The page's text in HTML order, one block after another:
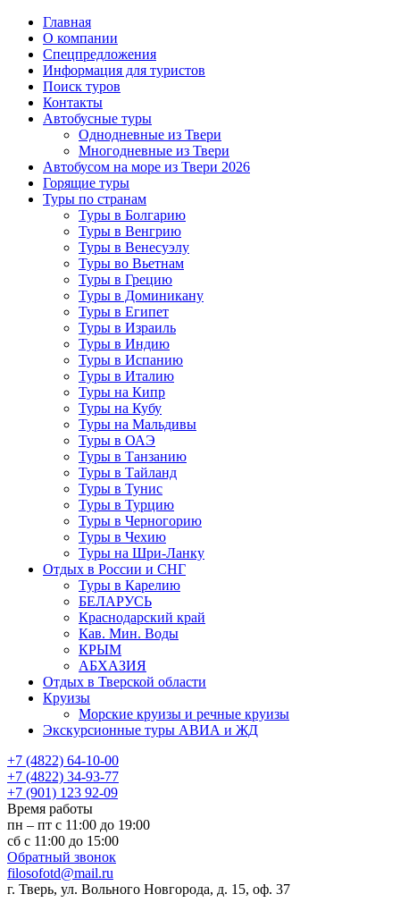
Главная
О компании
Спецпредложения
Информация для туристов
Поиск туров
Контакты
Автобусные туры
Однодневные из Твери
Многодневные из Твери
Автобусом на море из Твери 2026
Горящие туры
Туры по странам
Туры в Болгарию
Туры в Венгрию
Туры в Венесуэлу
Туры во Вьетнам
Туры в Грецию
Туры в Доминикану
Туры в Египет
Туры в Израиль
Туры в Индию
Туры в Испанию
Туры в Италию
Туры на Кипр
Туры на Кубу
Туры на Мальдивы
Туры в ОАЭ
Туры в Танзанию
Туры в Тайланд
Туры в Тунис
Туры в Турцию
Туры в Черногорию
Туры в Чехию
Туры на Шри-Ланку
Отдых в России и СНГ
Туры в Карелию
БЕЛАРУСЬ
Краснодарский край
Кав. Мин. Воды
КРЫМ
АБХАЗИЯ
Отдых в Тверской области
Круизы
Морские круизы и речные круизы
Экскурсионные туры АВИА и ЖД
‪+7 (4822) 64-10-00
+7 (4822) 34-93-77
+7 (901) 123 92-09
Время работы
пн – пт с 11:00 до 19:00
сб с 11:00 до 15:00
Обратный звонок
filosofotd@mail.ru
г. Тверь, ул. Вольного Новгорода, д. 15, оф. 37